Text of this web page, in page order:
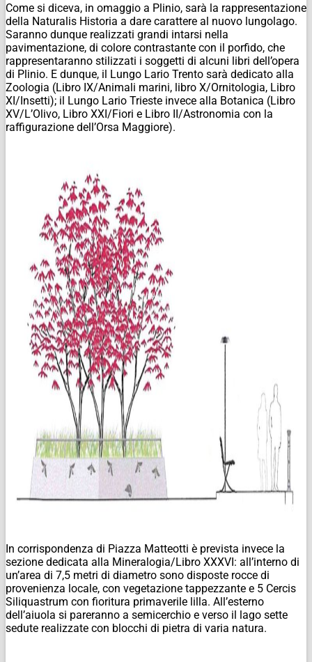
Come si diceva, in omaggio a Plinio, sarà la rappresentazione
della Naturalis Historia a dare carattere al nuovo lungolago.
Saranno dunque realizzati grandi intarsi nella
pavimentazione, di colore contrastante con il porfido, che
rappresentaranno stilizzati i soggetti di alcuni libri dell’opera
di Plinio. E dunque, il Lungo Lario Trento sarà dedicato alla
Zoologia (Libro IX/Animali marini, libro X/Ornitologia, Libro
XI/Insetti); il Lungo Lario Trieste invece alla Botanica (Libro
XV/L’Olivo, Libro XXI/Fiori e Libro II/Astronomia con la
raffigurazione dell’Orsa Maggiore).
In corrispondenza di Piazza Matteotti è prevista invece la
sezione dedicata alla Mineralogia/Libro XXXVI: all’interno di
un’area di 7,5 metri di diametro sono disposte rocce di
provenienza locale, con vegetazione tappezzante e 5 Cercis
Siliquastrum con fioritura primaverile lilla. All’esterno
dell’aiuola si pareranno a semicerchio e verso il lago sette
sedute realizzate con blocchi di pietra di varia natura.